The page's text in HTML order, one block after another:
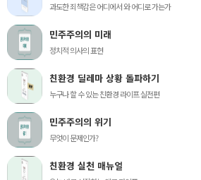
과도한 죄책감은 어디에서 와 어디로 가는가
민주주의의 미래
정치적 의사의 표현
친환경 딜레마 상황 돌파하기
누구나 할 수 있는 친환경 라이프 실전편
민주주의의 위기
무엇이 문제인가?
친환경 실천 매뉴얼